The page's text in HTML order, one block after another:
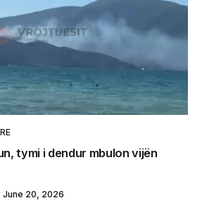
tymi i dendur mbulon vijën
June 20, 2026